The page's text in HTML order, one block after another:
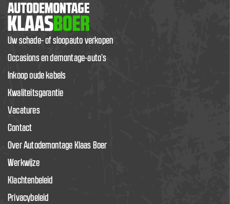
Uw schade- of sloopauto verkopen
Occasions en demontage-auto’s
Inkoop oude kabels
Kwaliteitsgarantie
Vacatures
Contact
Over Autodemontage Klaas Boer
Werkwijze
Klachtenbeleid
Privacybeleid